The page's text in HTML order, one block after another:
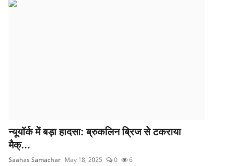
न्यूयॉर्क में बड़ा हादसा: ब्रुकलिन ब्रिज से टकराया
मैक्...
Saahas Samachar May 18, 2025 0 6